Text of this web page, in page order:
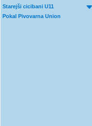
Starejši cicibani U11
Pokal Pivovarna Union